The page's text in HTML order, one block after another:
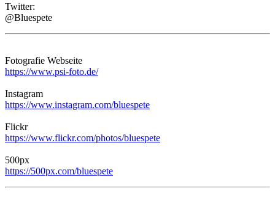
Twitter:
@Bluespete
Fotografie Webseite
https://www.psi-foto.de/
Instagram
https://www.instagram.com/bluespete
Flickr
https://www.flickr.com/photos/bluespete
500px
https://500px.com/bluespete